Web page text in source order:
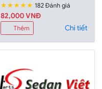
★★★★★ 182 Đánh giá
82,000 VNĐ
Thêm Chi tiết